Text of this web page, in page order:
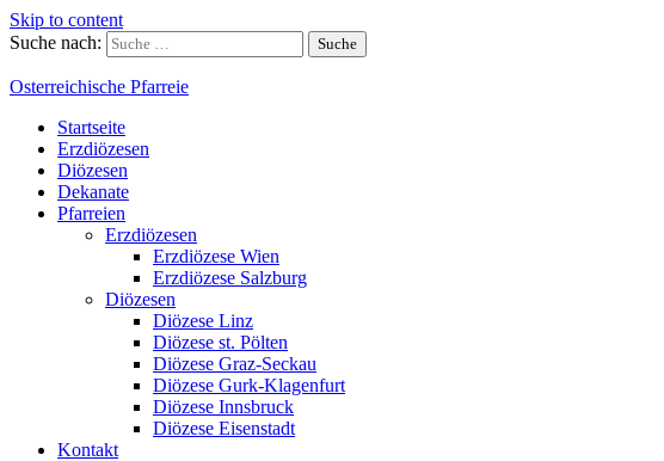
Skip to content
Suche nach:
Osterreichische Pfarreie
Startseite
Erzdiözesen
Diözesen
Dekanate
Pfarreien
Erzdiözesen
Erzdiözese Wien
Erzdiözese Salzburg
Diözesen
Diözese Linz
Diözese st. Pölten
Diözese Graz-Seckau
Diözese Gurk-Klagenfurt
Diözese Innsbruck
Diözese Eisenstadt
Kontakt